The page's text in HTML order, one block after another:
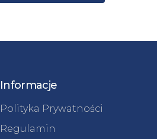
Informacje
Polityka Prywatności
Regulamin